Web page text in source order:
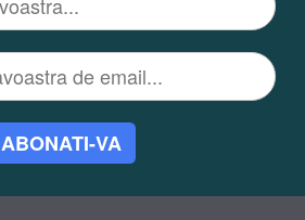
ABONATI-VA